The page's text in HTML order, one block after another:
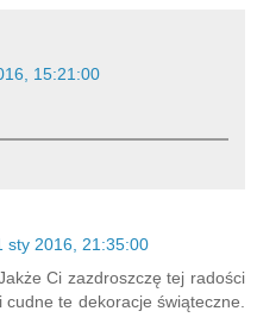
15:21:00
sty 2016, 21:35:00
Ci zazdroszczę tej radości
te dekoracje świąteczne.